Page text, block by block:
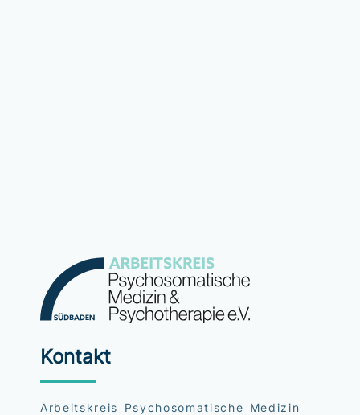
Kontakt
Arbeitskreis Psychosomatische Medizin